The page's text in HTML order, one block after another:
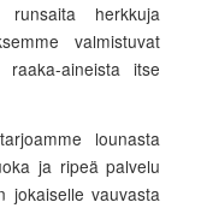
herkkuja
valmistuvat
aineista itse
lounasta
ja ripeä palvelu
jokaiselle vauvasta